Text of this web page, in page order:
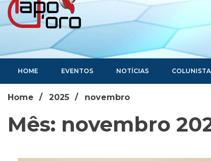
Portal de Notícias
HOME EVENTOS NOTÍCIAS
Home 2025 novembro
Mês: novembro